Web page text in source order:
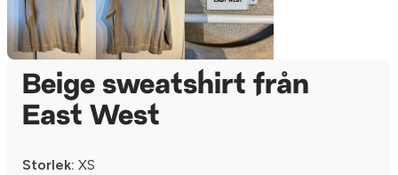
Beige sweatshirt från
East West
Storlek: XS